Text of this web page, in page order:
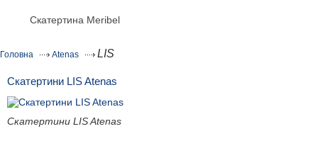
Скатертина Meribel
Головна Atenas LIS
Скатертини LIS Atenas
Скатертини LIS Atenas